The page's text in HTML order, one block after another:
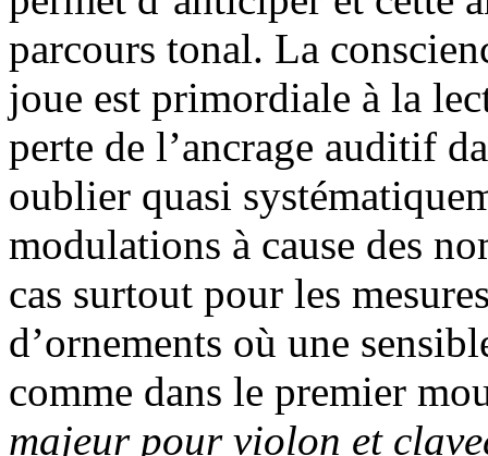
parcours tonal. La
joue est primordiale à la
perte de l’ancrage auditif
oublier quasi
modulations à cause des
cas surtout pour les
d’ornements où une
comme dans le premier
majeur pour violon et